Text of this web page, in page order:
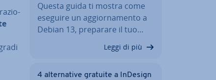
Questa guida ti mostra come
eseguire un ag­gior­na­men­to a
Debian 13, preparare il tuo…
Leggi di più
4 al­ter­na­ti­ve gratuite a InDesign